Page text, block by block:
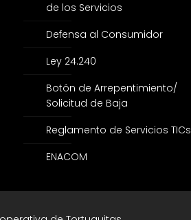
de los Servicios
Defensa al Consumidor
Ley 24.240
Botón de Arrepentimiento/
Solicitud de Baja
Reglamento de Servicios TICs
ENACOM